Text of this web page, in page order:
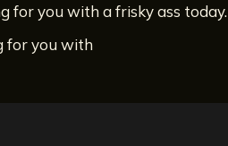
for you with a frisky ass today.
for you with